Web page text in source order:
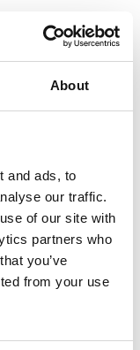
About
and ads, to
our traffic.
of our site with
partners who
you’ve
from your use